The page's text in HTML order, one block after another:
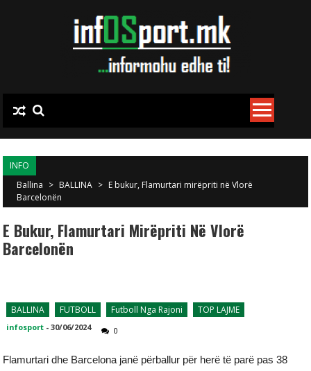
INFO
Ballina > BALLINA > E bukur, Flamurtari mirëpriti në Vlorë
Barcelonën
E Bukur, Flamurtari Mirëpriti Në Vlorë
Barcelonën
BALLINA FUTBOLL Futboll Nga Rajoni TOP LAJME
infosport -30/06/2024 0
Flamurtari dhe Barcelona janë përballur për herë të parë pas 38